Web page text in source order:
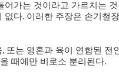
어가는 것이라고 가르치는
없다. 이러한 주장은 손기철
, 또는 영혼과 육이 연합된 전
때에만 비로소 분리된다.